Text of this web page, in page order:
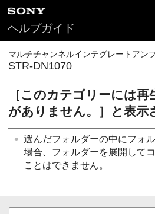
ヘルプガイド
マルチチャンネルインテグレートアン
STR-DN1070
［このカテゴリーには再
がありません。
］と表示
選んだフォルダーの中にフォ
場合、フォルダーを展開して
ことはできません。